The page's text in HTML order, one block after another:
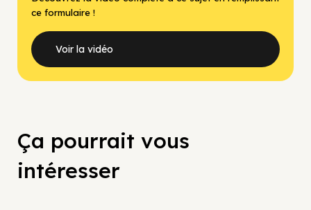
ce formulaire !
Voir la vidéo
Ça pourrait vous
intéresser